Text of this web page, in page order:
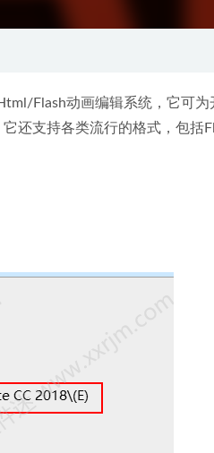
Flash动画编辑系统，它可
还支持各类流行的格式，包括
中文破解版
官方中文版下载地址和安装教程
(CAD2025) 中文破解版